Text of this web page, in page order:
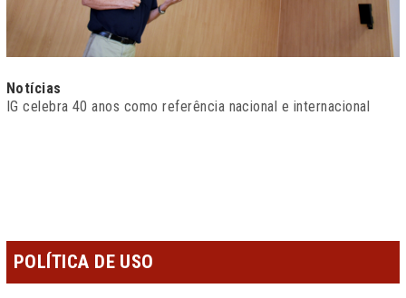
Notícias
IG celebra 40 anos como referência nacional e internacional
POLÍTICA DE USO